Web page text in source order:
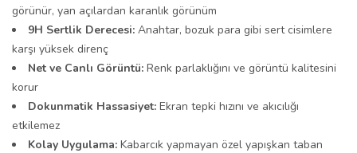
görünür, yan açılardan karanlık görünüm
9H Sertlik Derecesi: Anahtar, bozuk para gibi sert cisimlere
karşı yüksek direnç
Net ve Canlı Görüntü: Renk parlaklığını ve görüntü kalitesini
korur
Dokunmatik Hassasiyet: Ekran tepki hızını ve akıcılığı
etkilemez
Kolay Uygulama: Kabarcık yapmayan özel yapışkan taban